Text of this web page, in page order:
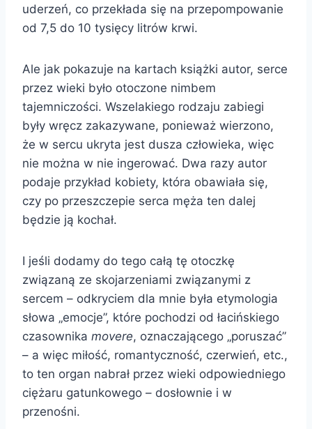
uderzeń, co przekłada się na przepompowanie
od 7,5 do 10 tysięcy litrów krwi.
Ale jak pokazuje na kartach książki autor, serce
przez wieki było otoczone nimbem
tajemniczości. Wszelakiego rodzaju zabiegi
były wręcz zakazywane, ponieważ wierzono,
że w sercu ukryta jest dusza człowieka, więc
nie można w nie ingerować. Dwa razy autor
podaje przykład kobiety, która obawiała się,
czy po przeszczepie serca męża ten dalej
będzie ją kochał.
I jeśli dodamy do tego całą tę otoczkę
związaną ze skojarzeniami związanymi z
sercem – odkryciem dla mnie była etymologia
słowa „emocje”, które pochodzi od łacińskiego
czasownika movere, oznaczającego „poruszać”
– a więc miłość, romantyczność, czerwień, etc.,
to ten organ nabrał przez wieki odpowiedniego
ciężaru gatunkowego – dosłownie i w
przenośni.